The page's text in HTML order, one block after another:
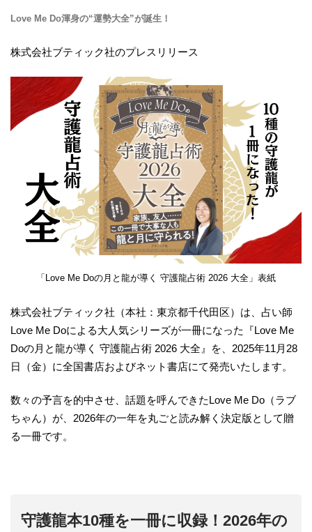
Love Me Do渾身の“運勢大全”が誕生！
株式会社ブティック社のプレスリリース
「Love Me Doの月と龍が導く 守護龍占術 2026 大全」表紙
株式会社ブティック社（本社：東京都千代田区）は、占い師
Love Me Doによる大人気シリーズが一冊になった『Love Me
Doの月と龍が導く 守護龍占術 2026 大全』を、2025年11月28
日（金）に全国書店およびネット書店にて発売いたします。
数々の予言を的中させ、話題を呼んできたLove Me Do（ラブ
ちゃん）が、2026年の一年を丸ごと読み解く決定版として贈
る一冊です。
守護龍本10種を一冊に収録！2026年の